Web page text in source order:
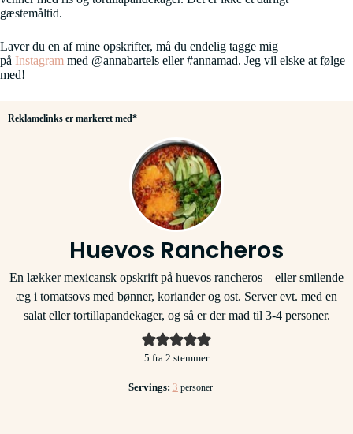
gæstemåltid.
Laver du en af mine opskrifter, må du endelig tagge mig
på Instagram med @annabartels eller #annamad. Jeg vil elske at følge
med!
Reklamelinks er markeret med*
Huevos Rancheros
En lækker mexicansk opskrift på huevos rancheros – eller smilende
æg i tomatsovs med bønner, koriander og ost. Server evt. med en
salat eller tortillapandekager, og så er der mad til 3-4 personer.
5 fra 2 stemmer
Servings: 3 personer